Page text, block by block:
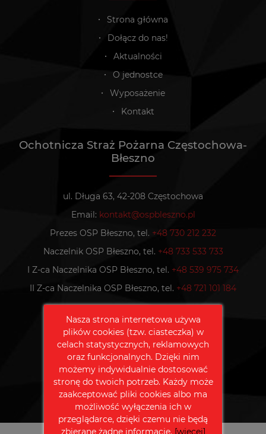
Strona główna
Dołącz do nas!
Aktualności
O jednostce
Wyposażenie
Kontakt
Ochotnicza Straż Pożarna Częstochowa-
Błeszno
ul. Długa 63, 42-208 Częstochowa
Email: kontakt@ospbleszno.pl
Prezes OSP Błeszno, tel. +48 730 212 232
Naczelnik OSP Błeszno, tel. +48 733 533 733
I Z-ca Naczelnika OSP Błeszno, tel. +48 539 975 734
II Z-ca Naczelnika OSP Błeszno, tel. +48 721 101 184
Polub nas na Facebooku
Nasza strona internetowa używa
plików cookies (tzw. ciasteczka) w
celach statystycznych, reklamowych
oraz funkcjonalnych. Dzięki nim
możemy indywidualnie dostosować
stronę do twoich potrzeb. Każdy może
zaakceptować pliki cookies albo ma
możliwość wyłączenia ich w
przeglądarce, dzięki czemu nie będą
zbierane żadne informacje. [więcej]